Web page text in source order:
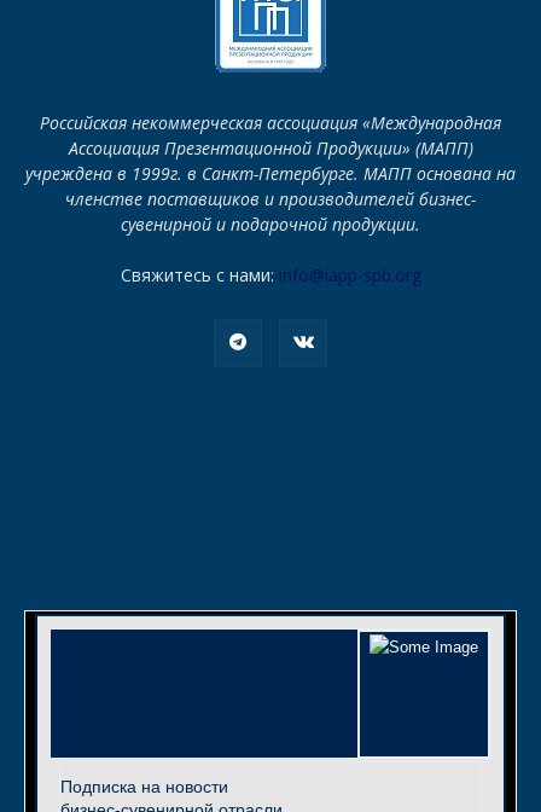
Российская некоммерческая ассоциация «Международная
Ассоциация Презентационной Продукции» (МАПП)
учреждена в 1999г. в Санкт-Петербурге. МАПП основана на
членстве поставщиков и производителей бизнес-
сувенирной и подарочной продукции.
Свяжитесь с нами: info@iapp-spb.org
Подписка на новости